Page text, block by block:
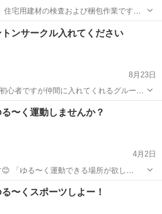
住宅用建材の検査および梱包作業です。
良がないかを画像測機器を使用した規格
出来ればPCスキルがある方大歓迎。 【取
...
ンサークル入れてください
8月23日
心者ですが仲間に入れてくれるグループ
市だと嬉しいですが、鯖江市寄りの福井
す 仕事の都合上参加できないこともあり
トン サークル
〜く運動しませんか？
4月2日
欲し
バドミントン 片付け
〜くスポーツしよー！